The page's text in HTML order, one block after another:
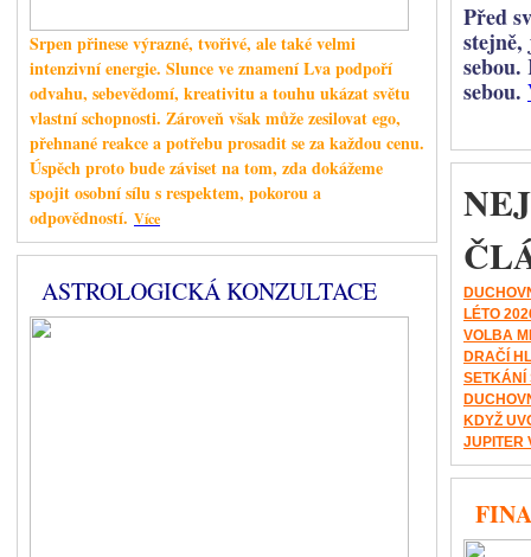
Saturn
disciplínu a
iniciativy,
vlastní vůli.
vzniká napětí mezi touhou jednat okamžitě a nutností postupovat
Saturn nás může přimět položit si nepříjemné, ale důležité otázky:
Srpen přinese výrazné, tvořivé, ale také velmi
intenzivní energie. Slunce ve znamení Lva podpoří
odvahu, sebevědomí, kreativitu a touhu ukázat světu
vlastní schopnosti. Zároveň však může zesilovat ego,
přehnané reakce a potřebu prosadit se za každou cenu.
Úspěch proto bude záviset na tom, zda dokážeme
spojit osobní sílu s respektem, pokorou a
odpovědností. Více
ASTROLOGICKÁ KONZULTACE
Před
stejně,
sebou.
sebou.
LÉTO
VOLBA
DRAČÍ
SETKÁNÍ
KDYŽ
JUPITER